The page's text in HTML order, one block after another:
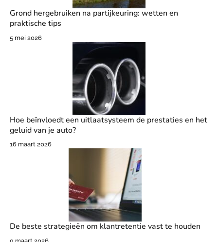
Grond hergebruiken na partijkeuring: wetten en
praktische tips
5 mei 2026
Hoe beïnvloedt een uitlaatsysteem de prestaties en het
geluid van je auto?
16 maart 2026
De beste strategieën om klantretentie vast te houden